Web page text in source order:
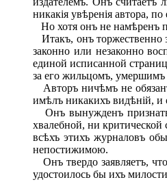
никакія увѣренія автора,
Но хотя онъ не намѣренъ
Итакъ, онъ торжественно
законно или незаконно
единой исписанной
за его жильцомъ, умершимъ
Авторъ ничѣмъ не
имѣлъ никакихъ видѣній, и
Онъ вынужденъ
хвалебной, ни критической
всѣхъ этихъ журналовъ
непостижимою.
Онъ твердо заявляетъ,
удостоилось бы ихъ